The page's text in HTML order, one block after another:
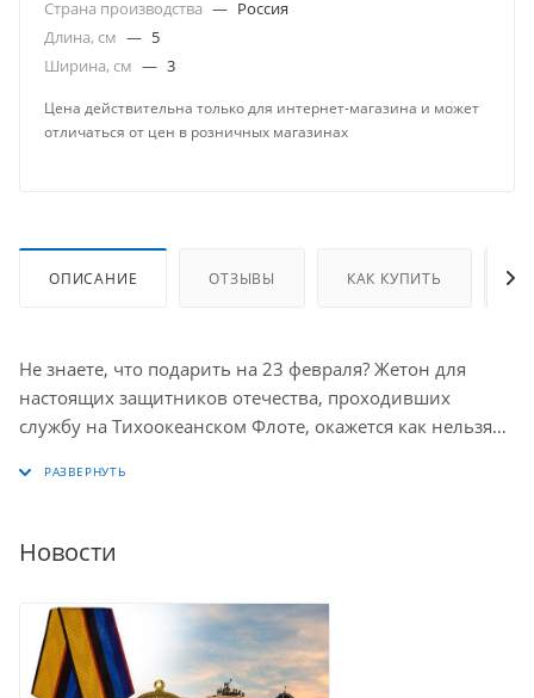
Страна производства — Россия
Длина, см — 5
Ширина, см — 3
Цена действительна только для интернет-магазина и может
отличаться от цен в розничных магазинах
ОПИСАНИЕ ОТЗЫВЫ КАК КУПИТЬ
Не знаете, что подарить на 23 февраля? Жетон для
настоящих защитников отечества, проходивших
службу на Тихоокеанском Флоте, окажется как нельзя
сделан в виде стандартного армейского жетона из
кольцом для ключей. Надпись и изображение
брелока 5 х 2,8 см, толщина 1,5 мм.
Новости